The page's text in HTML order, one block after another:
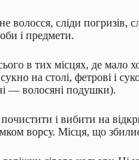
сліди погризів,
і предмети.
в тих місцях, де мало
на столі, фетрові і
— волосяні подушки).
і вибити на
ворсу. Місця, що